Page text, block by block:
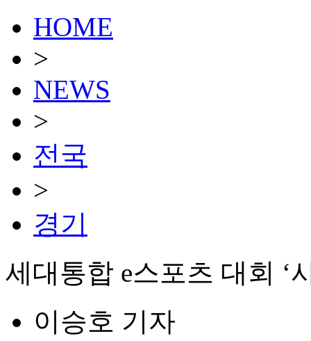
HOME
>
NEWS
>
전국
>
경기
세대통합 e스포츠 대회 ‘
이승호 기자